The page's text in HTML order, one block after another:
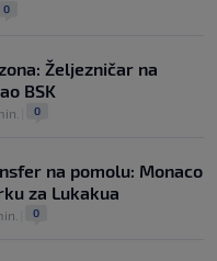
0
Željezničar na
BSK
0
na pomolu: Monaco
za Lukakua
0